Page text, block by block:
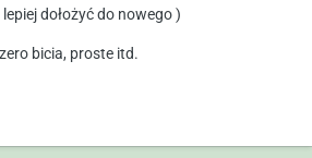
dołożyć do nowego )
bicia, proste itd.